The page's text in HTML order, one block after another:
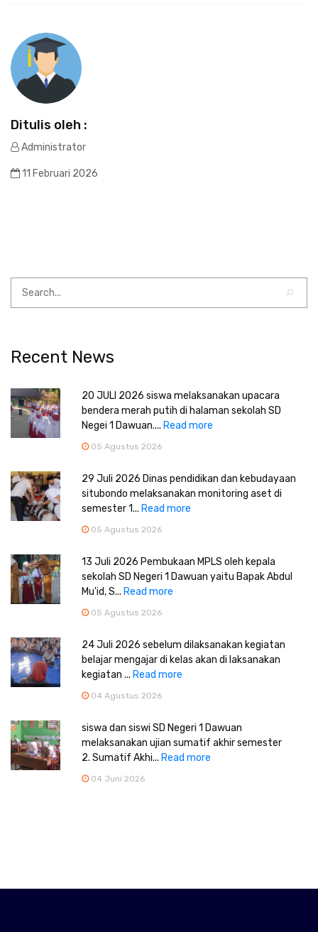
Ditulis oleh :
Administrator
11 Februari 2026
Recent News
20 JULI 2026 siswa melaksanakan upacara
bendera merah putih di halaman sekolah SD
Negei 1 Dawuan.... Read more
05 Agustus 2026
29 Juli 2026 Dinas pendidikan dan kebudayaan
situbondo melaksanakan monitoring aset di
semester 1... Read more
05 Agustus 2026
13 Juli 2026 Pembukaan MPLS oleh kepala
sekolah SD Negeri 1 Dawuan yaitu Bapak Abdul
Mu'id, S... Read more
05 Agustus 2026
24 Juli 2026 sebelum dilaksanakan kegiatan
belajar mengajar di kelas akan di laksanakan
kegiatan ... Read more
04 Agustus 2026
siswa dan siswi SD Negeri 1 Dawuan
melaksanakan ujian sumatif akhir semester
2. Sumatif Akhi... Read more
04 Juni 2026